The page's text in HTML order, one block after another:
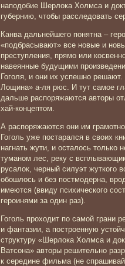
наподобие Шерлока Холмса и
губернию, чтобы расследовать
Канва дальнейшего понятна –
«подбрасывают» все новые и
преступления, прямо или
навеянные будущими
Гоголя, и они их успешно решают.
Лощина» а-ля рюс. И тут самое
дальше распоряжаются авторы
хай-концептом.
А распоряжаются они им
Гоголь уже постарался в своих
нагнать жути, и осталось только
туманом лес, реку с
русалок, черный силуэт жуткого
обошлось и без постмодерна,
имеются (ввиду психического
героинями за один раз).
Гоголь проходит по самой грани
и фантазии, а построенную
структуру «Шерлока Холмса и
Ватсона» авторы решительно
к середине фильма (не